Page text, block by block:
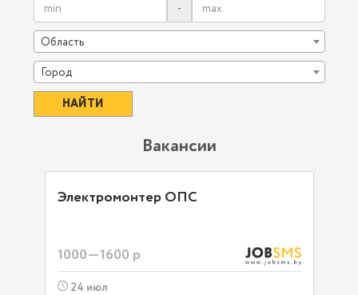
-
Область
Город
Вакансии
Электромонтер ОПС
1000—1600 р
24 июл